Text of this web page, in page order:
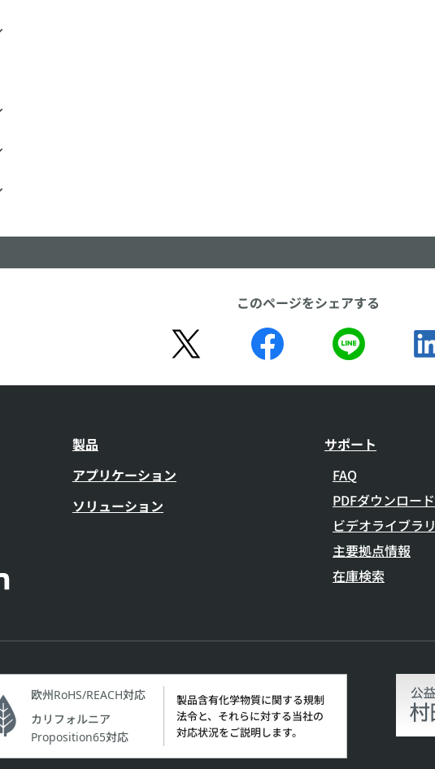
このページをシェアする
製品
アプリケーション
ソリューション
サポート
FAQ
PDFダウンロード
ビデオライブラリ
主要拠点情報
在庫検索
欧州RoHS/REACH対応
カリフォルニア
Proposition65対応
製品含有化学物質に関する規制
法令と、それらに対する当社の
対応状況をご説明します。